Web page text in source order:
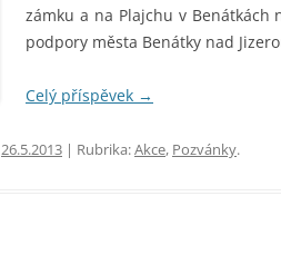
zámku a na Plajchu v Benátkách
podpory města Benátky nad
Celý příspěvek →
26.5.2013 | Rubrika:Akce, Pozvánky.